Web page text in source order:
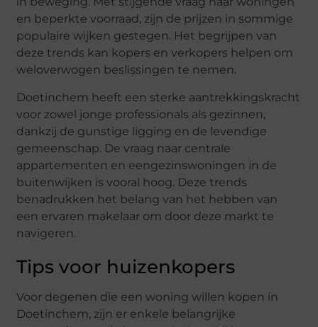
en beperkte voorraad, zijn de prijzen in sommige
populaire wijken gestegen. Het begrijpen van
deze trends kan kopers en verkopers helpen om
weloverwogen beslissingen te nemen.
Doetinchem heeft een sterke aantrekkingskracht
voor zowel jonge professionals als gezinnen,
dankzij de gunstige ligging en de levendige
gemeenschap. De vraag naar centrale
appartementen en eengezinswoningen in de
buitenwijken is vooral hoog. Deze trends
benadrukken het belang van het hebben van
een ervaren makelaar om door deze markt te
navigeren.
Tips voor huizenkopers
Voor degenen die een woning willen kopen in
Doetinchem, zijn er enkele belangrijke